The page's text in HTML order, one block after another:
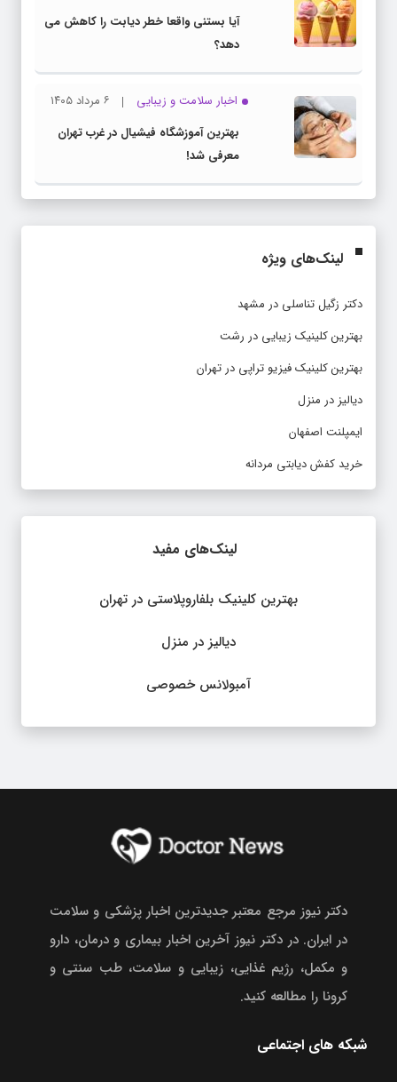
آیا بستنی واقعا خطر دیابت را کاهش می
دهد؟
اخبار سلامت و زیبایی
۶ مرداد ۱۴۰۵
بهترین آموزشگاه فیشیال در غرب تهران
معرفی شد!
لینک‌های ویژه
دکتر زگیل تناسلی در مشهد
بهترین کلینیک زیبایی در رشت
بهترین کلینیک فیزیو تراپی در تهران
دیالیز در منزل
ایمپلنت اصفهان
خرید کفش دیابتی مردانه
لینک‌های مفید
بهترین کلینیک بلفاروپلاستی در تهران
دیالیز در منزل
آمبولانس خصوصی
دکتر نیوز مرجع معتبر جدیدترین اخبار پزشکی و سلامت
در ایران. در دکتر نیوز آخرین اخبار بیماری و درمان، دارو
و مکمل، رژیم غذایی، زیبایی و سلامت، طب سنتی و
کرونا را مطالعه کنید.
شبکه های اجتماعی